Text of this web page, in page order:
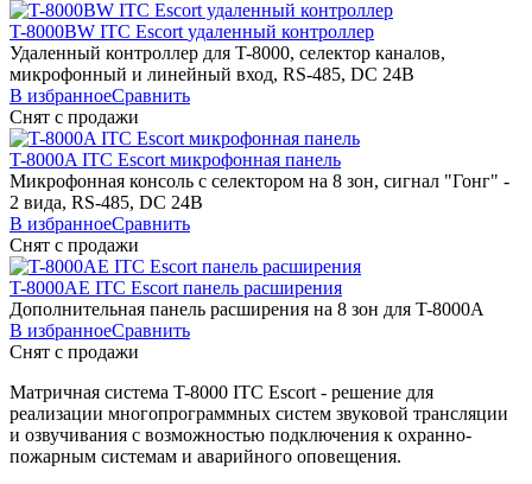
T-8000BW ITC Escort удаленный контроллер
Удаленный контроллер для T-8000, селектор каналов,
микрофонный и линейный вход, RS-485, DC 24В
В избранноеСравнить
Снят с продажи
T-8000A ITC Escort микрофонная панель
Микрофонная консоль с селектором на 8 зон, сигнал "Гонг" -
2 вида, RS-485, DC 24В
В избранноеСравнить
Снят с продажи
T-8000AE ITC Escort панель расширения
Дополнительная панель расширения на 8 зон для T-8000A
В избранноеСравнить
Снят с продажи
Матричная система T-8000 ITC Escort - решение для
реализации многопрограммных систем звуковой трансляции
и озвучивания с возможностью подключения к охранно-
пожарным системам и аварийного оповещения.